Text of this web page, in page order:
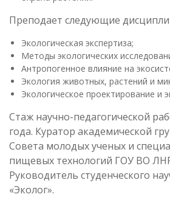
Преподает следующие
Экологическая экспертиза;
Методы экологических
Антропогенное влияние на
Экология животных, растений и
Экологическое проектирование и
Стаж научно-педагогической
года. Куратор академической
Совета молодых ученых и
пищевых технологий ГОУ ВО
Руководитель студенческого
«Эколог».